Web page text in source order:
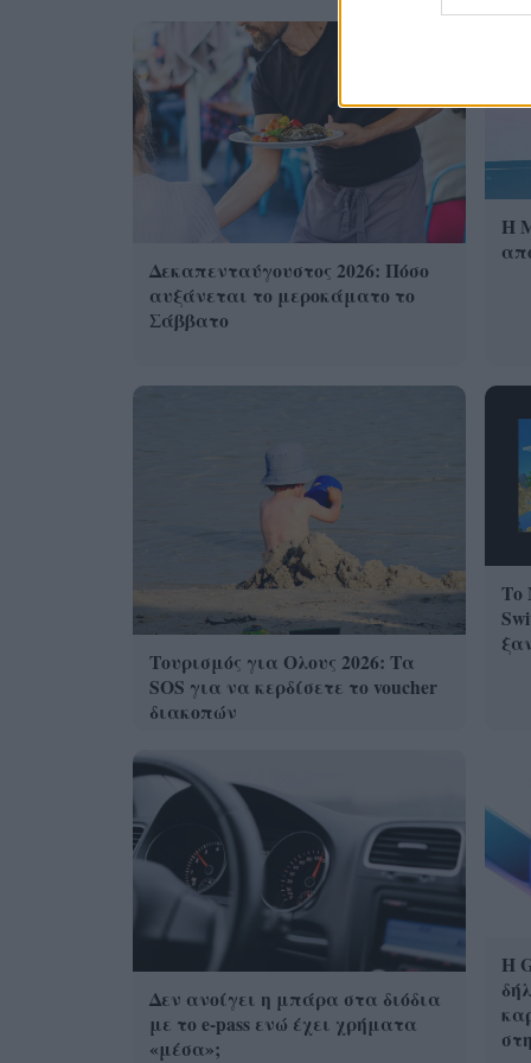
Δεκαπενταύγουστος 2026: Πόσο
αυξάνεται το μεροκάματο το
Σάββατο
Η
Τουρισμός για Ολους 2026: Τα
SOS για να κερδίσετε το voucher
διακοπών
Το
Δεν ανοίγει η μπάρα στα διόδια
με το e-pass ενώ έχει χρήματα
«μέσα»;
Η